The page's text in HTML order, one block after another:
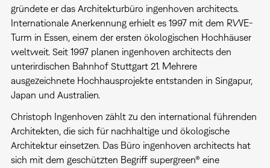
gründete er das Architekturbüro ingenhoven architects.
Internationale Anerkennung erhielt es 1997 mit dem RWE-
Turm in Essen, einem der ersten ökologischen Hochhäuser
weltweit. Seit 1997 planen ingenhoven architects den
unterirdischen Bahnhof Stuttgart 21. Mehrere
ausgezeichnete Hochhausprojekte entstanden in Singapur,
Japan und Australien.
Christoph Ingenhoven zählt zu den international führenden
Architekten, die sich für nachhaltige und ökologische
Architektur einsetzen. Das Büro ingenhoven architects hat
sich mit dem geschützten Begriff supergreen® eine